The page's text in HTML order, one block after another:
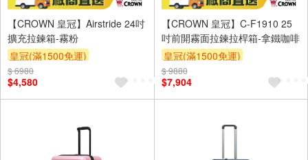
【CROWN 皇冠】Airstride 24吋
擴充拉鍊箱-霧粉
皇冠(滿1500免運)
$ 6980
$4,580
【CROWN 皇冠】C-F1910 25
吋前開霧面拉鍊拉桿箱-拿鐵咖啡
皇冠(滿1500免運)
$ 9880
$7,904